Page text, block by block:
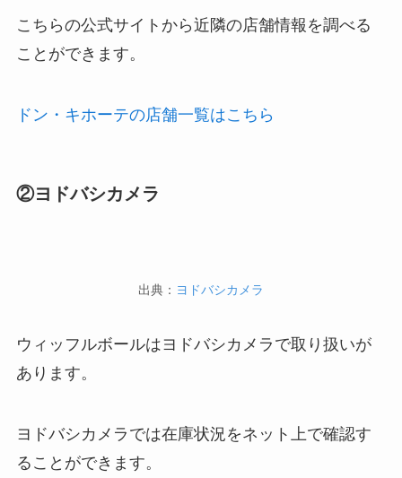
こちらの公式サイトから近隣の店舗情報を調べる
ことができます。
ドン・キホーテの店舗一覧はこちら
②ヨドバシカメラ
出典： ヨドバシカメラ
ウィッフルボールはヨドバシカメラで取り扱いが
あります。
ヨドバシカメラでは在庫状況をネット上で確認す
ることができます。